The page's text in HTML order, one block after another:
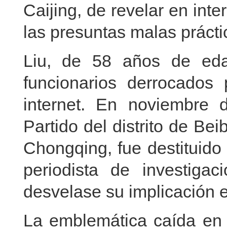
Caijing, de revelar en
las presuntas malas
Liu, de 58 años de
funcionarios
internet. En noviembre
Partido del distrito de
Chongqing, fue
periodista de
desvelase su implicación
La emblemática caída